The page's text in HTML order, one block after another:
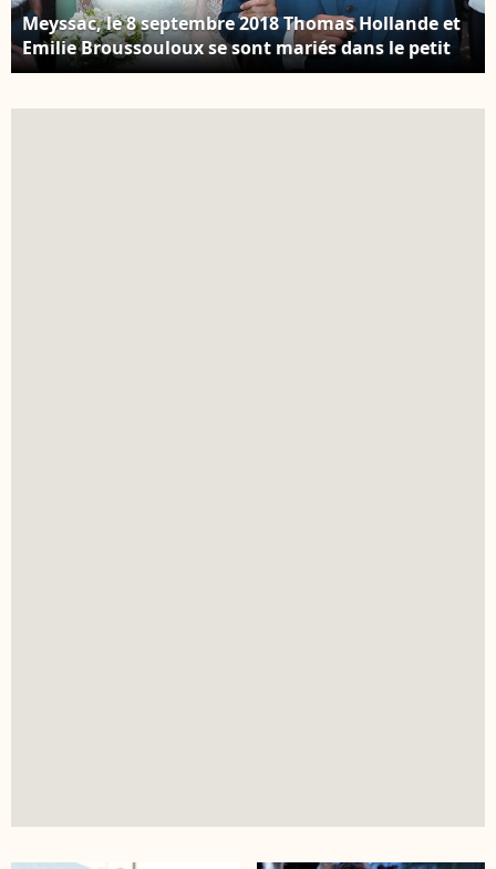
Meyssac, le 8 septembre 2018 Thomas Hollande et
Emilie Broussouloux se sont mariés dans le petit
village de Meyssac, en Corrèze, en présence de